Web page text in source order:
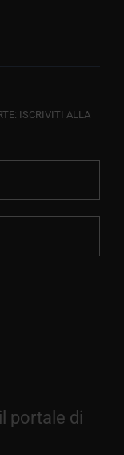
ISCRIVITI ALLA
portale di